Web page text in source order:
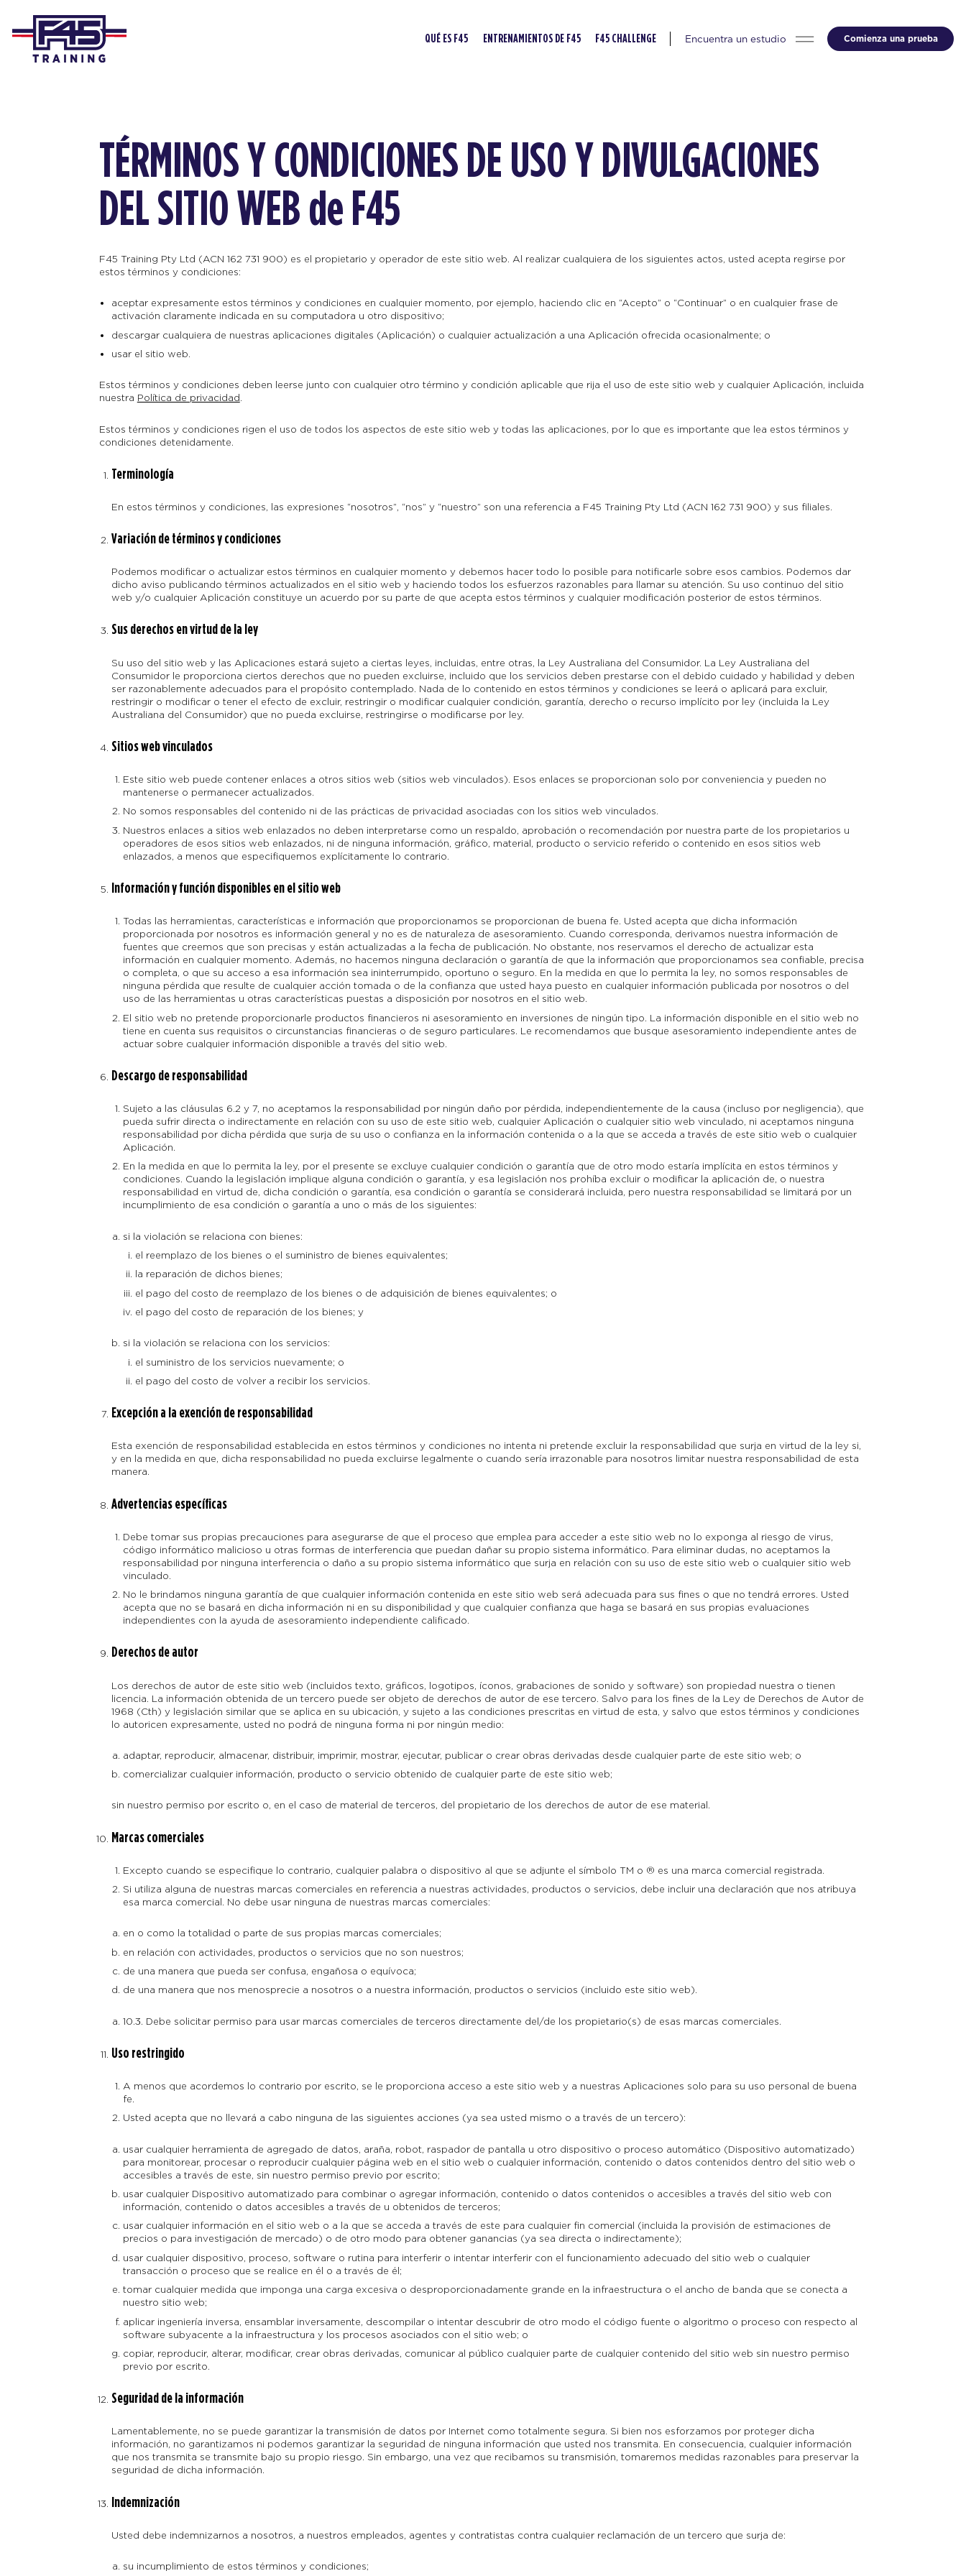
QUÉ ES F45 ENTRENAMIENTOS DE F45 F45 CHALLENGE Encuentra un estudio Comienza una prueba
TÉRMINOS Y CONDICIONES DE USO Y DIVULGACIONES
DEL SITIO WEB de F45
F45 Training Pty Ltd (ACN 162 731 900) es el propietario y operador de este sitio web. Al realizar cualquiera de los siguientes actos, usted acepta regirse por
estos términos y condiciones:
aceptar expresamente estos términos y condiciones en cualquier momento, por ejemplo, haciendo clic en “Acepto” o “Continuar” o en cualquier frase de
activación claramente indicada en su computadora u otro dispositivo;
descargar cualquiera de nuestras aplicaciones digitales (Aplicación) o cualquier actualización a una Aplicación ofrecida ocasionalmente; o
usar el sitio web.
Estos términos y condiciones deben leerse junto con cualquier otro término y condición aplicable que rija el uso de este sitio web y cualquier Aplicación, incluida
nuestra Política de privacidad.
Estos términos y condiciones rigen el uso de todos los aspectos de este sitio web y todas las aplicaciones, por lo que es importante que lea estos términos y
condiciones detenidamente.
Terminología
En estos términos y condiciones, las expresiones “nosotros”, “nos” y “nuestro” son una referencia a F45 Training Pty Ltd (ACN 162 731 900) y sus filiales.
Variación de términos y condiciones
Podemos modificar o actualizar estos términos en cualquier momento y debemos hacer todo lo posible para notificarle sobre esos cambios. Podemos dar
dicho aviso publicando términos actualizados en el sitio web y haciendo todos los esfuerzos razonables para llamar su atención. Su uso continuo del sitio
web y/o cualquier Aplicación constituye un acuerdo por su parte de que acepta estos términos y cualquier modificación posterior de estos términos.
Sus derechos en virtud de la ley
Su uso del sitio web y las Aplicaciones estará sujeto a ciertas leyes, incluidas, entre otras, la Ley Australiana del Consumidor. La Ley Australiana del
Consumidor le proporciona ciertos derechos que no pueden excluirse, incluido que los servicios deben prestarse con el debido cuidado y habilidad y deben
ser razonablemente adecuados para el propósito contemplado. Nada de lo contenido en estos términos y condiciones se leerá o aplicará para excluir,
restringir o modificar o tener el efecto de excluir, restringir o modificar cualquier condición, garantía, derecho o recurso implícito por ley (incluida la Ley
Australiana del Consumidor) que no pueda excluirse, restringirse o modificarse por ley.
Sitios web vinculados
Este sitio web puede contener enlaces a otros sitios web (sitios web vinculados). Esos enlaces se proporcionan solo por conveniencia y pueden no
mantenerse o permanecer actualizados.
No somos responsables del contenido ni de las prácticas de privacidad asociadas con los sitios web vinculados.
Nuestros enlaces a sitios web enlazados no deben interpretarse como un respaldo, aprobación o recomendación por nuestra parte de los propietarios u
operadores de esos sitios web enlazados, ni de ninguna información, gráfico, material, producto o servicio referido o contenido en esos sitios web
enlazados, a menos que especifiquemos explícitamente lo contrario.
Información y función disponibles en el sitio web
Todas las herramientas, características e información que proporcionamos se proporcionan de buena fe. Usted acepta que dicha información
proporcionada por nosotros es información general y no es de naturaleza de asesoramiento. Cuando corresponda, derivamos nuestra información de
fuentes que creemos que son precisas y están actualizadas a la fecha de publicación. No obstante, nos reservamos el derecho de actualizar esta
información en cualquier momento. Además, no hacemos ninguna declaración o garantía de que la información que proporcionamos sea confiable, precisa
o completa, o que su acceso a esa información sea ininterrumpido, oportuno o seguro. En la medida en que lo permita la ley, no somos responsables de
ninguna pérdida que resulte de cualquier acción tomada o de la confianza que usted haya puesto en cualquier información publicada por nosotros o del
uso de las herramientas u otras características puestas a disposición por nosotros en el sitio web.
El sitio web no pretende proporcionarle productos financieros ni asesoramiento en inversiones de ningún tipo. La información disponible en el sitio web no
tiene en cuenta sus requisitos o circunstancias financieras o de seguro particulares. Le recomendamos que busque asesoramiento independiente antes de
actuar sobre cualquier información disponible a través del sitio web.
Descargo de responsabilidad
Sujeto a las cláusulas 6.2 y 7, no aceptamos la responsabilidad por ningún daño por pérdida, independientemente de la causa (incluso por negligencia), que
pueda sufrir directa o indirectamente en relación con su uso de este sitio web, cualquier Aplicación o cualquier sitio web vinculado, ni aceptamos ninguna
responsabilidad por dicha pérdida que surja de su uso o confianza en la información contenida o a la que se acceda a través de este sitio web o cualquier
Aplicación.
En la medida en que lo permita la ley, por el presente se excluye cualquier condición o garantía que de otro modo estaría implícita en estos términos y
condiciones. Cuando la legislación implique alguna condición o garantía, y esa legislación nos prohíba excluir o modificar la aplicación de, o nuestra
responsabilidad en virtud de, dicha condición o garantía, esa condición o garantía se considerará incluida, pero nuestra responsabilidad se limitará por un
incumplimiento de esa condición o garantía a uno o más de los siguientes:
si la violación se relaciona con bienes:
el reemplazo de los bienes o el suministro de bienes equivalentes;
la reparación de dichos bienes;
el pago del costo de reemplazo de los bienes o de adquisición de bienes equivalentes; o
el pago del costo de reparación de los bienes; y
si la violación se relaciona con los servicios:
el suministro de los servicios nuevamente; o
el pago del costo de volver a recibir los servicios.
Excepción a la exención de responsabilidad
Esta exención de responsabilidad establecida en estos términos y condiciones no intenta ni pretende excluir la responsabilidad que surja en virtud de la ley si,
y en la medida en que, dicha responsabilidad no pueda excluirse legalmente o cuando sería irrazonable para nosotros limitar nuestra responsabilidad de esta
manera.
Advertencias específicas
Debe tomar sus propias precauciones para asegurarse de que el proceso que emplea para acceder a este sitio web no lo exponga al riesgo de virus,
código informático malicioso u otras formas de interferencia que puedan dañar su propio sistema informático. Para eliminar dudas, no aceptamos la
responsabilidad por ninguna interferencia o daño a su propio sistema informático que surja en relación con su uso de este sitio web o cualquier sitio web
vinculado.
No le brindamos ninguna garantía de que cualquier información contenida en este sitio web será adecuada para sus fines o que no tendrá errores. Usted
acepta que no se basará en dicha información ni en su disponibilidad y que cualquier confianza que haga se basará en sus propias evaluaciones
independientes con la ayuda de asesoramiento independiente calificado.
Derechos de autor
Los derechos de autor de este sitio web (incluidos texto, gráficos, logotipos, íconos, grabaciones de sonido y software) son propiedad nuestra o tienen
licencia. La información obtenida de un tercero puede ser objeto de derechos de autor de ese tercero. Salvo para los fines de la Ley de Derechos de Autor de
1968 (Cth) y legislación similar que se aplica en su ubicación, y sujeto a las condiciones prescritas en virtud de esta, y salvo que estos términos y condiciones
lo autoricen expresamente, usted no podrá de ninguna forma ni por ningún medio:
adaptar, reproducir, almacenar, distribuir, imprimir, mostrar, ejecutar, publicar o crear obras derivadas desde cualquier parte de este sitio web; o
comercializar cualquier información, producto o servicio obtenido de cualquier parte de este sitio web;
sin nuestro permiso por escrito o, en el caso de material de terceros, del propietario de los derechos de autor de ese material.
Marcas comerciales
Excepto cuando se especifique lo contrario, cualquier palabra o dispositivo al que se adjunte el símbolo TM o ® es una marca comercial registrada.
Si utiliza alguna de nuestras marcas comerciales en referencia a nuestras actividades, productos o servicios, debe incluir una declaración que nos atribuya
esa marca comercial. No debe usar ninguna de nuestras marcas comerciales:
en o como la totalidad o parte de sus propias marcas comerciales;
en relación con actividades, productos o servicios que no son nuestros;
de una manera que pueda ser confusa, engañosa o equívoca;
de una manera que nos menosprecie a nosotros o a nuestra información, productos o servicios (incluido este sitio web).
10.3. Debe solicitar permiso para usar marcas comerciales de terceros directamente del/de los propietario(s) de esas marcas comerciales.
Uso restringido
A menos que acordemos lo contrario por escrito, se le proporciona acceso a este sitio web y a nuestras Aplicaciones solo para su uso personal de buena
fe.
Usted acepta que no llevará a cabo ninguna de las siguientes acciones (ya sea usted mismo o a través de un tercero):
usar cualquier herramienta de agregado de datos, araña, robot, raspador de pantalla u otro dispositivo o proceso automático (Dispositivo automatizado)
para monitorear, procesar o reproducir cualquier página web en el sitio web o cualquier información, contenido o datos contenidos dentro del sitio web o
accesibles a través de este, sin nuestro permiso previo por escrito;
usar cualquier Dispositivo automatizado para combinar o agregar información, contenido o datos contenidos o accesibles a través del sitio web con
información, contenido o datos accesibles a través de u obtenidos de terceros;
usar cualquier información en el sitio web o a la que se acceda a través de este para cualquier fin comercial (incluida la provisión de estimaciones de
precios o para investigación de mercado) o de otro modo para obtener ganancias (ya sea directa o indirectamente);
usar cualquier dispositivo, proceso, software o rutina para interferir o intentar interferir con el funcionamiento adecuado del sitio web o cualquier
transacción o proceso que se realice en él o a través de él;
tomar cualquier medida que imponga una carga excesiva o desproporcionadamente grande en la infraestructura o el ancho de banda que se conecta a
nuestro sitio web;
aplicar ingeniería inversa, ensamblar inversamente, descompilar o intentar descubrir de otro modo el código fuente o algoritmo o proceso con respecto al
software subyacente a la infraestructura y los procesos asociados con el sitio web; o
copiar, reproducir, alterar, modificar, crear obras derivadas, comunicar al público cualquier parte de cualquier contenido del sitio web sin nuestro permiso
previo por escrito.
Seguridad de la información
Lamentablemente, no se puede garantizar la transmisión de datos por Internet como totalmente segura. Si bien nos esforzamos por proteger dicha
información, no garantizamos ni podemos garantizar la seguridad de ninguna información que usted nos transmita. En consecuencia, cualquier información
que nos transmita se transmite bajo su propio riesgo. Sin embargo, una vez que recibamos su transmisión, tomaremos medidas razonables para preservar la
seguridad de dicha información.
Indemnización
Usted debe indemnizarnos a nosotros, a nuestros empleados, agentes y contratistas contra cualquier reclamación de un tercero que surja de:
su incumplimiento de estos términos y condiciones;